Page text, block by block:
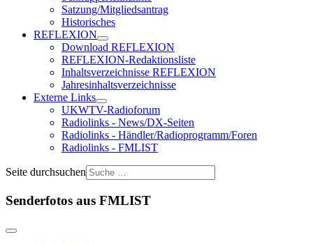
Satzung/Mitgliedsantrag
Historisches
REFLEXION
Download REFLEXION
REFLEXION-Redaktionsliste
Inhaltsverzeichnisse REFLEXION
Jahresinhaltsverzeichnisse
Externe Links
UKWTV-Radioforum
Radiolinks - News/DX-Seiten
Radiolinks - Händler/Radioprogramm/Foren
Radiolinks - FMLIST
Seite durchsuchen
Senderfotos aus FMLIST